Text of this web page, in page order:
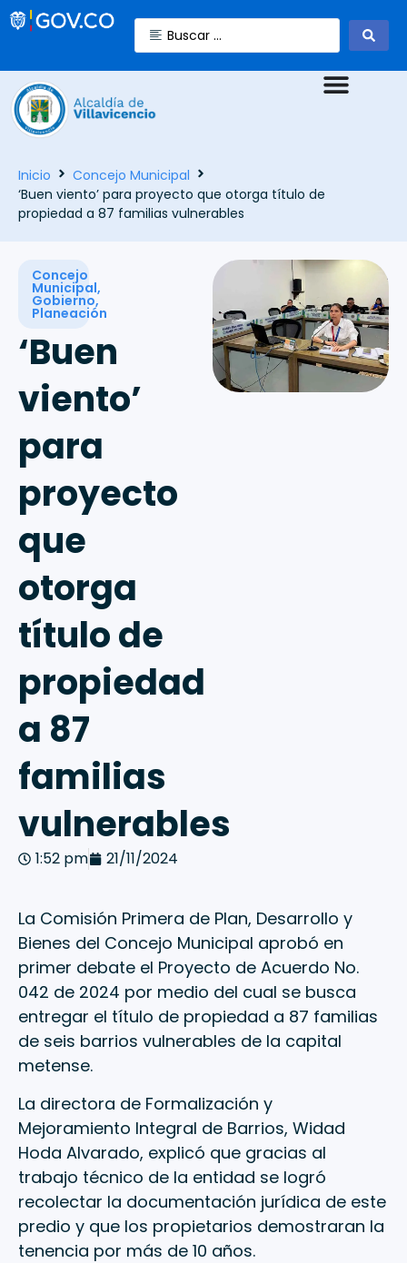
Inicio
Concejo Municipal
‘Buen viento’ para proyecto que otorga título de
propiedad a 87 familias vulnerables
Concejo
Municipal,
Gobierno,
Planeación
‘Buen
viento’
para
proyecto
que
otorga
título de
propiedad
a 87
familias
vulnerables
1:52 pm 21/11/2024
La Comisión Primera de Plan, Desarrollo y
Bienes del Concejo Municipal aprobó en
primer debate el Proyecto de Acuerdo No.
042 de 2024 por medio del cual se busca
entregar el título de propiedad a 87 familias
de seis barrios vulnerables de la capital
metense.
La directora de Formalización y
Mejoramiento Integral de Barrios, Widad
Hoda Alvarado, explicó que gracias al
trabajo técnico de la entidad se logró
recolectar la documentación jurídica de este
predio y que los propietarios demostraran la
tenencia por más de 10 años.